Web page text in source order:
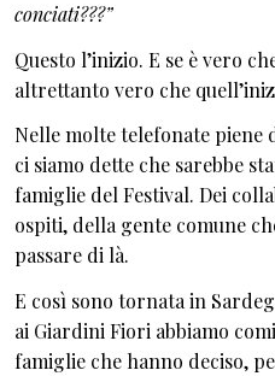
conciati???”
Questo l’inizio. E se è vero
altrettanto vero che
Nelle molte telefonate piene
ci siamo dette che sarebbe
famiglie del Festival. Dei
ospiti, della gente comune
passare di là.
E così sono tornata in
ai Giardini Fiori abbiamo
famiglie che hanno deciso,